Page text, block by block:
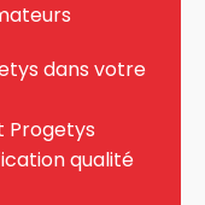
dans votre
Progetys
qualité